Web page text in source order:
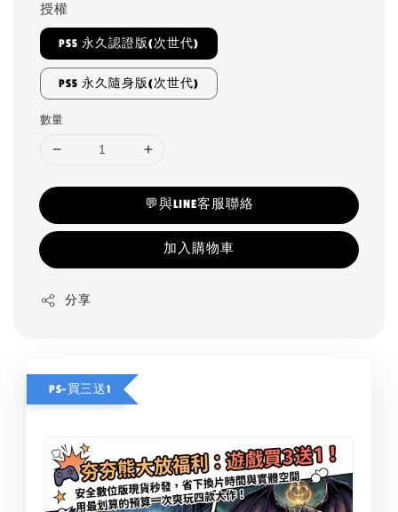
授權
PS5 永久認證版(次世代)
PS5 永久隨身版(次世代)
數量
💬與LINE客服聯絡
加入購物車
分享
PS-買三送1